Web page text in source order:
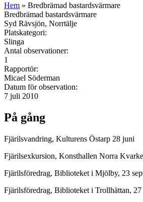
Hem » Bredbrämad bastardsvärmare
Bredbrämad bastardsvärmare
Syd Rävsjön, Norrtälje
Platskategori:
Slinga
Antal observationer:
1
Rapportör:
Micael Söderman
Datum för observation:
7 juli 2010
På gång
Fjärilsvandring, Kulturens Östarp 28 juni
Fjärilsexkursion, Konsthallen Norra
Fjärilsföredrag, Biblioteket i Mjölby, 23
Fjärilsföredrag, Biblioteket i Trollhättan,